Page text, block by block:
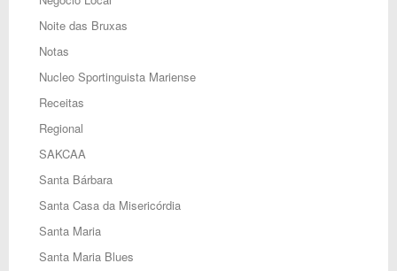
Noite das Bruxas
Notas
Nucleo Sportinguista Mariense
Receitas
Regional
SAKCAA
Santa Bárbara
Santa Casa da Misericórdia
Santa Maria
Santa Maria Blues